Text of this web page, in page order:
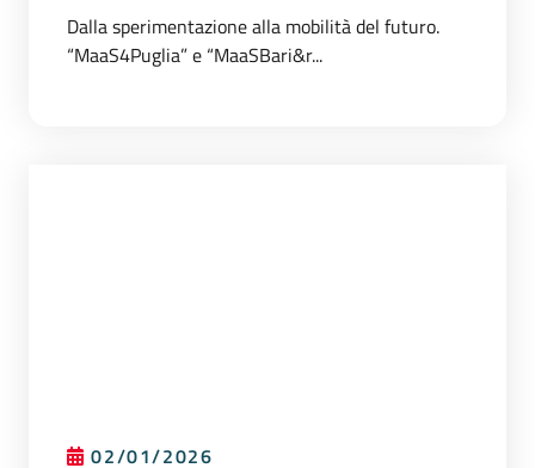
Dalla sperimentazione alla mobilità del futuro.
“MaaS4Puglia” e “MaaSBari&r...
02/01/2026